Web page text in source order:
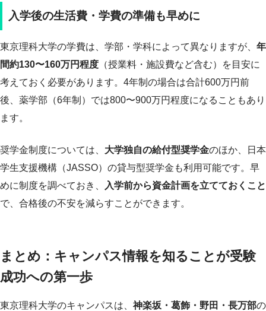
入学後の生活費・学費の準備も早めに
東京理科大学の学費は、学部・学科によって異なりますが、 年
間約130〜160万円程度 （授業料・施設費など含む）を目安に
考えておく必要があります。4年制の場合は合計600万円前
後、薬学部（6年制）では800〜900万円程度になることもあり
ます。
奨学金制度については、 大学独自の給付型奨学金のほか、日本
学生支援機構（JASSO）の貸与型奨学金も利用可能です。早
めに制度を調べておき、
入学前から資金計画を立てておくこと
で、合格後の不安を減らすことができます。
まとめ：キャンパス情報を知ることが受験
成功への第一歩
東京理科大学のキャンパスは、 神楽坂・葛飾・野田・長万部の